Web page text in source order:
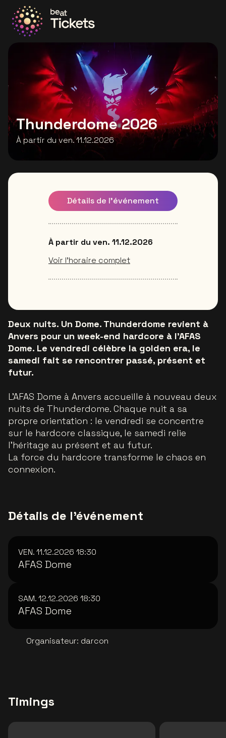
Thunderdome 2026
À partir du ven. 11.12.2026
Deux nuits. Un Dome. Thunderdome revient à
Anvers pour un week-end hardcore à l’AFAS
Dome. Le vendredi célèbre la golden era, le
samedi fait se rencontrer passé, présent et
futur.
L’AFAS Dome à Anvers accueille à nouveau deux
nuits de Thunderdome. Chaque nuit a sa
propre orientation : le vendredi se concentre
sur le hardcore classique, le samedi relie
l’héritage au présent et au futur.
La force du hardcore transforme le chaos en
connexion.
Détails de l'événement
À partir du ven. 11.12.2026
Voir l’horaire complet
Détails de l'événement
VEN. 11.12.2026 18:30
AFAS Dome
SAM. 12.12.2026 18:30
AFAS Dome
Organisateur: darcon
Timings